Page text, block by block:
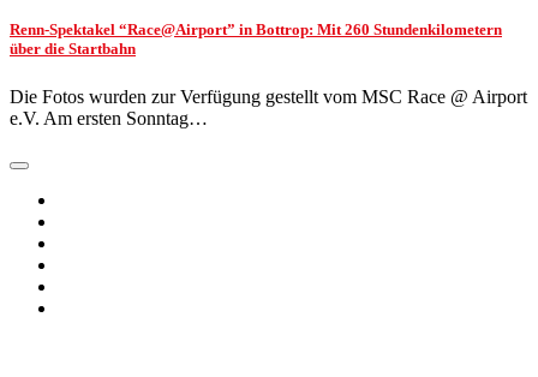
Renn-Spektakel “Race@Airport” in Bottrop: Mit 260 Stundenkilometern
über die Startbahn
Die Fotos wurden zur Verfügung gestellt vom MSC Race @ Airport
e.V. Am ersten Sonntag…